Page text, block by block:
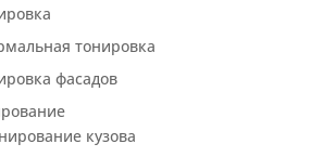
тонировка
фасадов
кузова